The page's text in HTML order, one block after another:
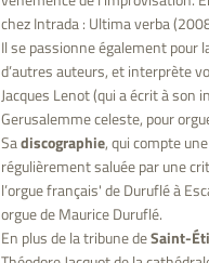
chez Intrada : Ultima verba
Il se passionne également pour
d’autres auteurs, et interprète
Jacques Lenot (qui a écrit à son
Gerusalemme celeste, pour
Sadiscographie, qui compte
régulièrement saluée par une
l’orgue français' de Duruflé à
orgue de Maurice Duruflé.
En plus de la tribune deSaint-